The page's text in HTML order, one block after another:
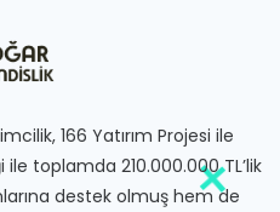
166 Yatırım Projesi ile
toplamda 210.000.000 TL’lik
destek olmuş hem de